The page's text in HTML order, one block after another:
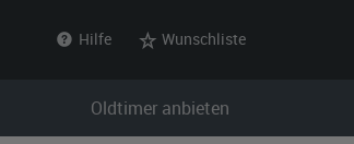
Hilfe Wunschliste
Oldtimer anbieten